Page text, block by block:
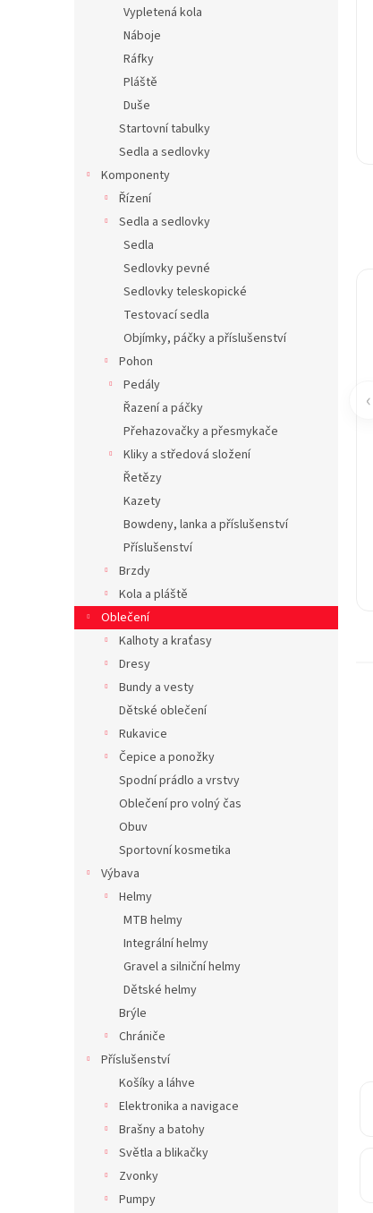
Vypletená kola
Náboje
Ráfky
Pláště
Duše
Startovní tabulky
Sedla a sedlovky
Komponenty
Řízení
Sedla a sedlovky
Sedla
Sedlovky pevné
Sedlovky teleskopické
Testovací sedla
Objímky, páčky a příslušenství
Pohon
Pedály
Řazení a páčky
Přehazovačky a přesmykače
Kliky a středová složení
Řetězy
Kazety
Bowdeny, lanka a příslušenství
Příslušenství
Brzdy
Kola a pláště
Oblečení
Kalhoty a kraťasy
Dresy
Bundy a vesty
Dětské oblečení
Rukavice
Čepice a ponožky
Spodní prádlo a vrstvy
Oblečení pro volný čas
Obuv
Sportovní kosmetika
Výbava
Helmy
MTB helmy
Integrální helmy
Gravel a silniční helmy
Dětské helmy
Brýle
Chrániče
Příslušenství
Košíky a láhve
Elektronika a navigace
Brašny a batohy
Světla a blikačky
Zvonky
Pumpy
‹